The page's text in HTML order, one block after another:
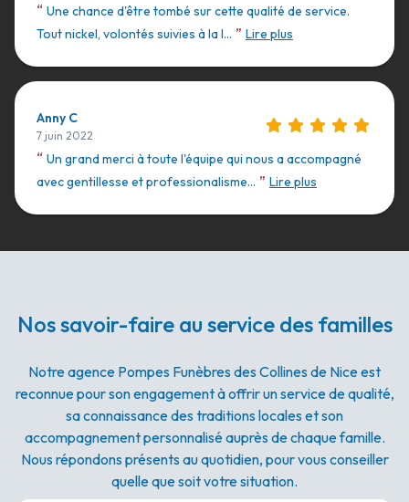
“ Une chance d'être tombé sur cette qualité de service.
Tout nickel, volontés suivies à la l... ” Lire plus
Anny C
7 juin 2022
“ Un grand merci à toute l'équipe qui nous a accompagné
avec gentillesse et professionalisme... ” Lire plus
Nos savoir-faire au service des familles
Notre agence Pompes Funèbres des Collines de Nice est
reconnue pour son engagement à offrir un service de qualité,
sa connaissance des traditions locales et son
accompagnement personnalisé auprès de chaque famille.
Nous répondons présents au quotidien, pour vous conseiller
quelle que soit votre situation.